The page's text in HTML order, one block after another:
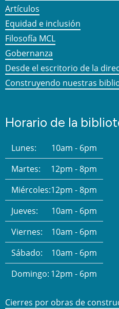
Artículos
Equidad e inclusión
Filosofía MCL
Gobernanza
Desde el escritorio de la
Construyendo nuestras
Horario de la
Lunes:
10am - 6pm
Martes:
12pm - 8pm
Miércoles:12pm - 8pm
Jueves:
10am - 6pm
Viernes:
10am - 6pm
Sábado:
10am - 6pm
Domingo: 12pm - 6pm
Cierres por obras de